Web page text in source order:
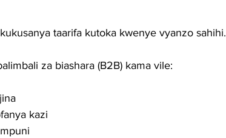
taarifa kutoka kwenye vyanzo sahihi.
za biashara (B2B) kama vile:
kazi